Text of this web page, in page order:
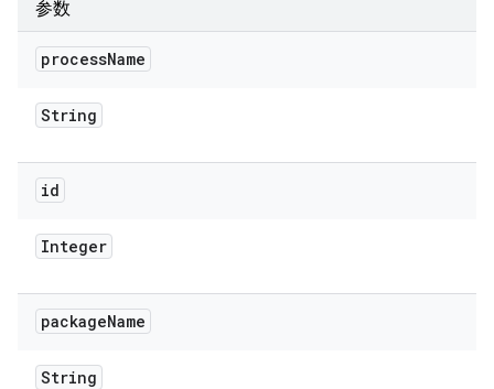
参数
processName
String
id
Integer
packageName
String